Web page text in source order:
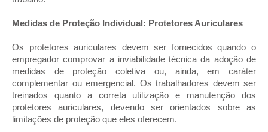
Medidas de Proteção Individual: Protetores Auriculares
Os protetores auriculares devem ser fornecidos quando o
empregador comprovar a inviabilidade técnica da adoção de
medidas de proteção coletiva ou, ainda, em caráter
complementar ou emergencial. Os trabalhadores devem ser
treinados quanto a correta utilização e manutenção dos
protetores auriculares, devendo ser orientados sobre as
limitações de proteção que eles oferecem.